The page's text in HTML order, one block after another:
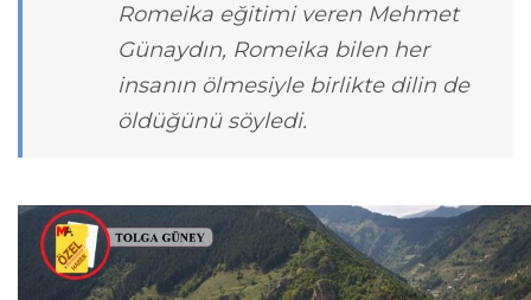
Romeika eğitimi veren Mehmet
Günaydın, Romeika bilen her
insanın ölmesiyle birlikte dilin de
öldüğünü söyledi.